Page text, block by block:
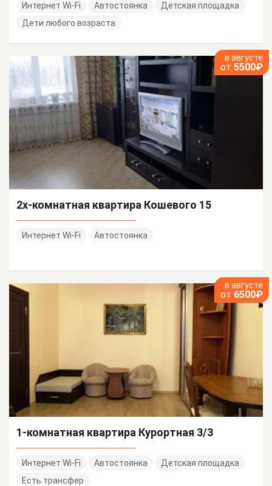
Интернет Wi-Fi Автостоянка
Детская площадка
Дети любого возраста
в августе
от 5500₽
2х-комнатная квартира Кошевого 15
Интернет Wi-Fi Автостоянка
в августе
от 6500₽
1-комнатная квартира Курортная 3/3
Интернет Wi-Fi Автостоянка
Детская площадка
Есть трансфер